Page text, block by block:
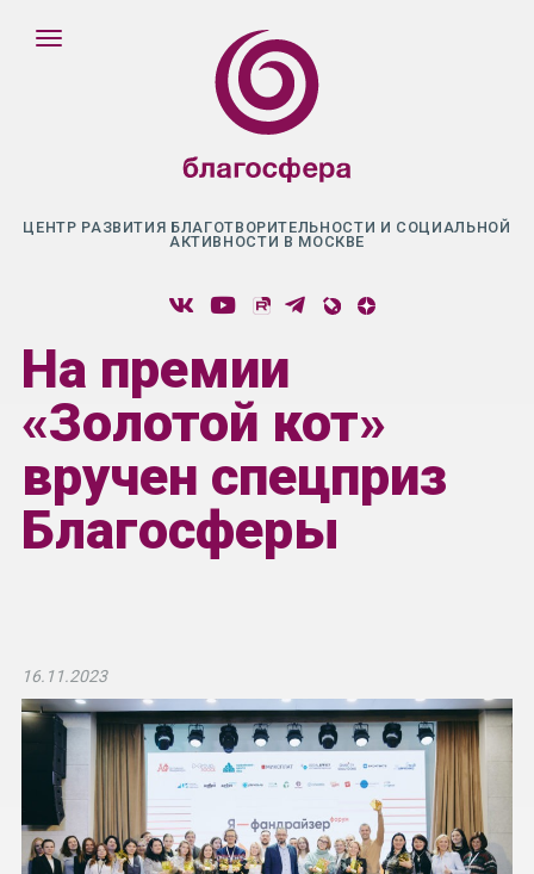
ЦЕНТР РАЗВИТИЯ БЛАГОТВОРИТЕЛЬНОСТИ И СОЦИАЛЬНОЙ
АКТИВНОСТИ В МОСКВЕ
На премии
«Золотой кот»
вручен спецприз
Благосферы
16.11.2023